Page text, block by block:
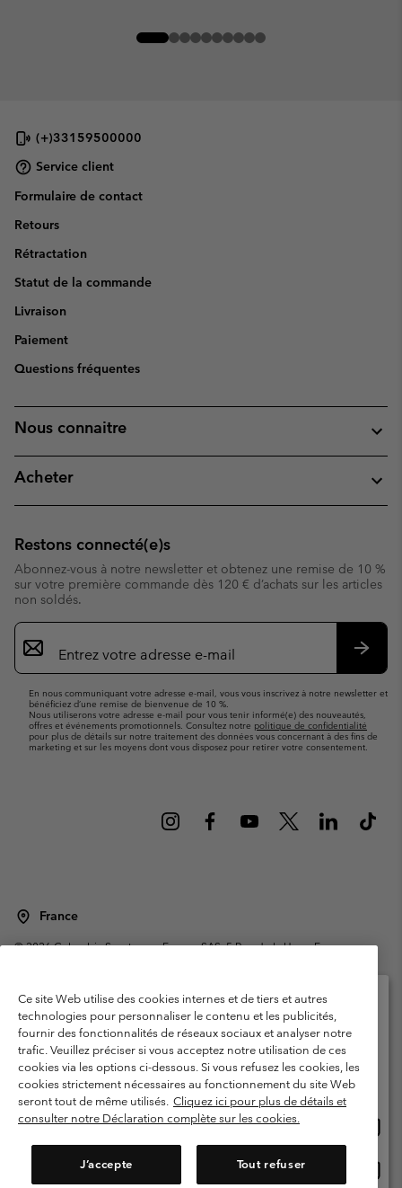
(+)33159500000
Service client
Formulaire de contact
Retours
Rétractation
Statut de la commande
Livraison
Paiement
Questions fréquentes
Nous connaitre
Acheter
Restons connecté(e)s
Abonnez-vous à notre newsletter et obtenez une remise de 10 %
sur votre première commande dès 120 € d’achats sur les articles
non soldés.
Inscription
par
e-
En nous communiquant votre adresse e-mail, vous vous inscrivez à notre newsletter et
bénéficiez d’une remise de bienvenue de 10 %.
Nous utiliserons votre adresse e-mail pour vous tenir informé(e) des nouveautés,
offres et événements promotionnels. Consultez notre politique de confidentialité
pour plus de détails sur notre traitement des données vous concernant à des fins de
marketing et sur les moyens dont vous disposez pour retirer votre consentement.
France
©2026Columbia Sportswear Europe SAS. 5 Rue de la Haye, Espace
Garanties Légales
Politique de confidentialité
Conditions d'utilisation - Membres
Conditions D'utilisation - Contenu généré par l'utilisateur
Impressum
Cookies
Public CBCR
Ce site Web utilise des cookies internes et de tiers et autres
technologies pour personnaliser le contenu et les publicités,
fournir des fonctionnalités de réseaux sociaux et analyser notre
trafic. Veuillez préciser si vous acceptez notre utilisation de ces
cookies via les options ci-dessous. Si vous refusez les cookies, les
cookies strictement nécessaires au fonctionnement du site Web
seront tout de même utilisés. Cliquez ici pour plus de détails et
consulter notre Déclaration complète sur les cookies.
J’accepte Tout refuser
Veuillez sélectionner votre pays d’expédition et
votre langue
Achats en ligne disponibles
United States
ligne
France